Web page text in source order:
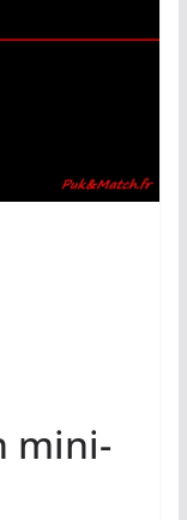
mini-